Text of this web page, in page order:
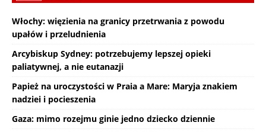
Włochy: więzienia na granicy przetrwania z powodu
upałów i przeludnienia
Arcybiskup Sydney: potrzebujemy lepszej opieki
paliatywnej, a nie eutanazji
Papież na uroczystości w Praia a Mare: Maryja znakiem
nadziei i pocieszenia
Gaza: mimo rozejmu ginie jedno dziecko dziennie